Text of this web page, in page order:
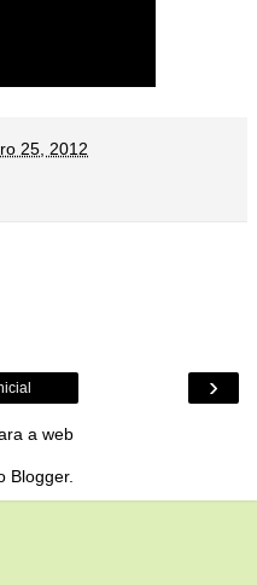
25, 2012
›
a web
Blogger.